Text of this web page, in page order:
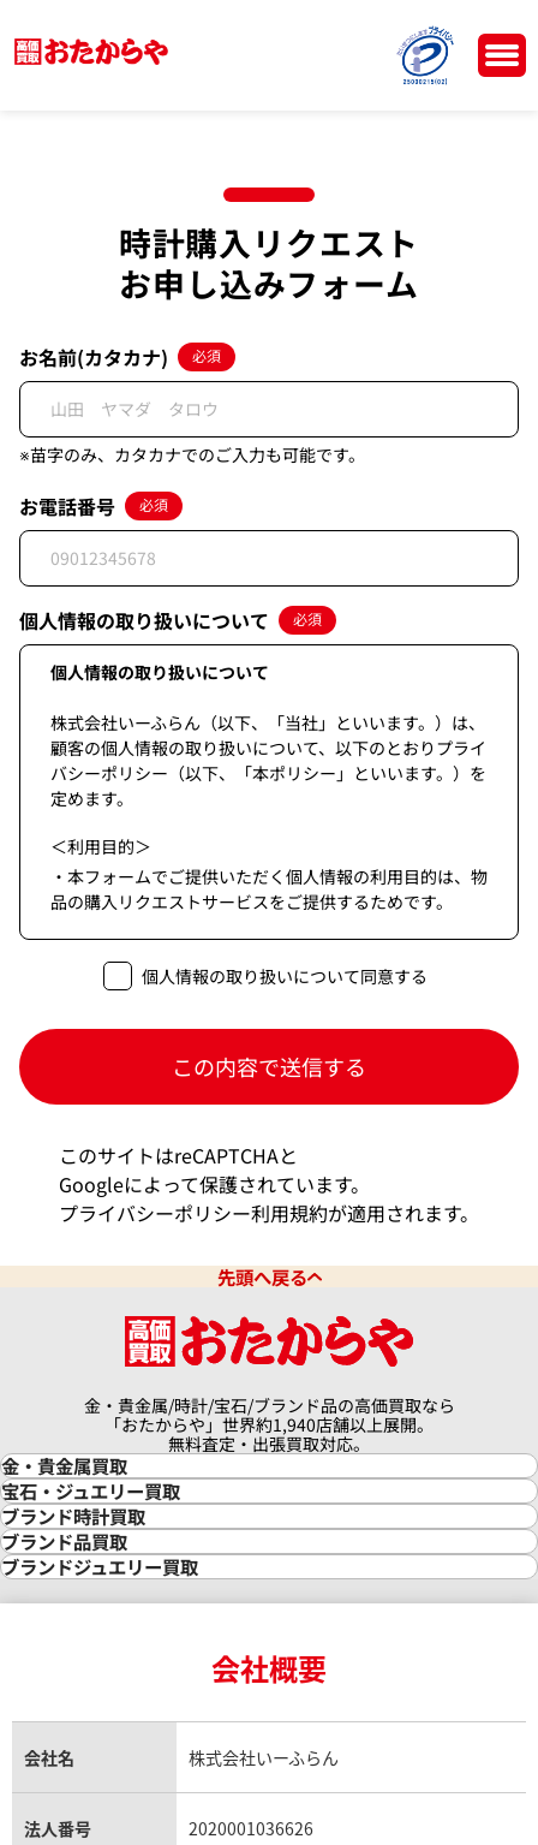
時計購入リクエスト
お申し込みフォーム
お名前(カタカナ) 必須
※苗字のみ、カタカナでのご入力も可能です。
お電話番号 必須
個人情報の取り扱いについて 必須
個人情報の取り扱いについて
株式会社いーふらん（以下、「当社」といいます。）は、
顧客の個人情報の取り扱いについて、以下のとおりプライ
バシーポリシー（以下、「本ポリシー」といいます。）を
定めます。
＜利用目的＞
・本フォームでご提供いただく個人情報の利用目的は、物
品の購入リクエストサービスをご提供するためです。
・当個人情報は法令等に基づく場合を除き本人の同意なく
・当個人情報の取扱いの委託することがあります。委託に
あたっては、その取扱いを委託された個人情報の安全管理
監督を行います。
＜開示等の請求等＞
の停止に関する請求、又は第三者提供記録の開示に関する
ります。開示等の請求等は、以下の「個人情報苦情及び相
談窓口」で受け付けます。
＜任意項目について＞
・任意項目の情報のご提供がない場合、最適なご対応がで
きない場合があります。
＜Cookie等＞
・当社は上記の利用目的の達成に必要な範囲でcookie等
の情報を取得・利用をしています。
＜個人情報苦情及び相談窓口＞
株式会社いーふらん リテール営業本部 コールセンター
部
連絡先 〒220-6115 神奈川県横浜市西区みなとみらい
2-3-3 クイーンズタワーB１５
電話番号 0120-555-600
個人情報の取り扱いについて同意する
このサイトはreCAPTCHAと
Googleによって保護されています。
プライバシーポリシー利用規約が適用されます。
先頭へ戻る
金・貴金属/時計/宝石/ブランド品の高価買取なら
「おたからや」世界約1,940店舗以上展開。
無料査定・出張買取対応。
金・貴金属買取
金買取
金の相場価格情報
金の参考買取価格一覧
インゴット買取
インゴットの相場価格情報
24金買取
金貨買取
貴金属買取
銀・シルバー買取
パラジウム買取
宝石・ジュエリー買取
宝石・ジュエリー買取
ダイヤモンド買取
ダイヤモンド・宝石の参考価格一覧
リング・結婚指輪買取
エメラルド買取
トパーズ買取
タンザナイト買取
キャッツアイ買取
ブランド時計買取
時計買取
ロレックス買取
ロレックス デイトナ買取
ロレックス サブマリーナー買取
ロレックス エクスプローラー買取
ロレックス デイトジャスト買取
パテック フィリップノーチラス買取
ヴァシュロン・コンスタンタン買取
ブランド品買取
ブランド買取
シャネル マトラッセ買取
セリーヌ買取
ブランドジュエリー買取
ヴァンクリーフ＆アーペル買取
ショーメ買取
ダミアーニ買取
会社概要
会社名 株式会社いーふらん
法人番号 2020001036626